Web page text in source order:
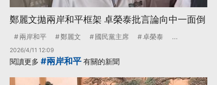
鄭麗文拋兩岸和平框架 卓榮泰批言論向中一面倒
兩岸和平 鄭麗文 國民黨主席 卓榮泰 ...
2026/4/11 12:09
閱讀更多 #兩岸和平 有關的新聞